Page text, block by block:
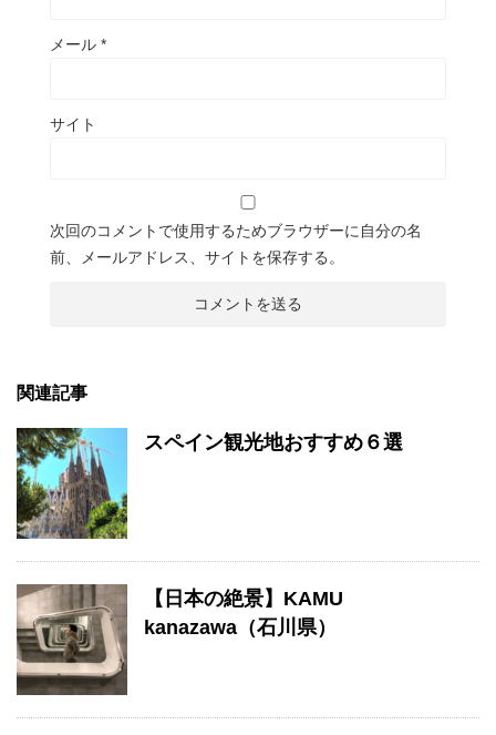
メール *
サイト
次回のコメントで使用するためブラウザーに自分の名
前、メールアドレス、サイトを保存する。
関連記事
スペイン観光地おすすめ６選
【日本の絶景】KAMU
kanazawa（石川県）